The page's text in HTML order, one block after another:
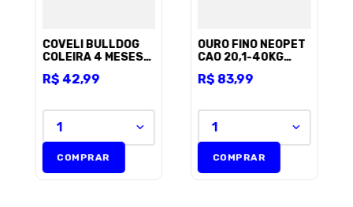
Escreva uma avaliação
ENVIAR AVALIAÇÃO
COVELI BULLDOG
COLEIRA 4 MESES
CARRAPATOS 64CM
R$ 42,99
1
COMPRAR
OURO FINO NEOPET
CAO 20,1-40KG
R$ 83,99
1
COMPRAR